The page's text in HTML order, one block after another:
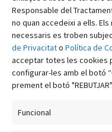
Responsable del
no quan accedeixi a ells.
necessaris es troben
de Privacitato Política de
acceptar totes les cookies
configurar-les amb el botó
prement el botó "REBUTJAR".
Funcional
Comentaris
EA3FRB, JaumeenLa
adminen Robatori al
EA3FRB, Jaumeen